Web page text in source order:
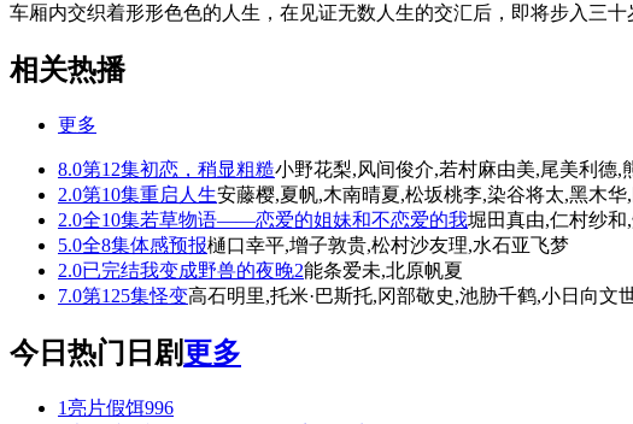
车厢内交织着形形色色的人生，在见证无数人生的交汇后，即将步入三十
相关热播
更多
8.0第12集初恋，稍显粗糙小野花梨,风间俊介,若村麻由美,尾美利德,
2.0第10集重启人生安藤樱,夏帆,木南晴夏,松坂桃李,染谷将太,黑木
2.0全10集若草物语——恋爱的姐妹和不恋爱的我堀田真由,仁村纱
5.0全8集体感预报樋口幸平,增子敦贵,松村沙友理,水石亚飞梦
2.0已完结我变成野兽的夜晚2能条爱未,北原帆夏
7.0第125集怪变高石明里,托米·巴斯托,冈部敬史,池胁千鹤,小日向
今日热门日剧更多
1亮片假饵996